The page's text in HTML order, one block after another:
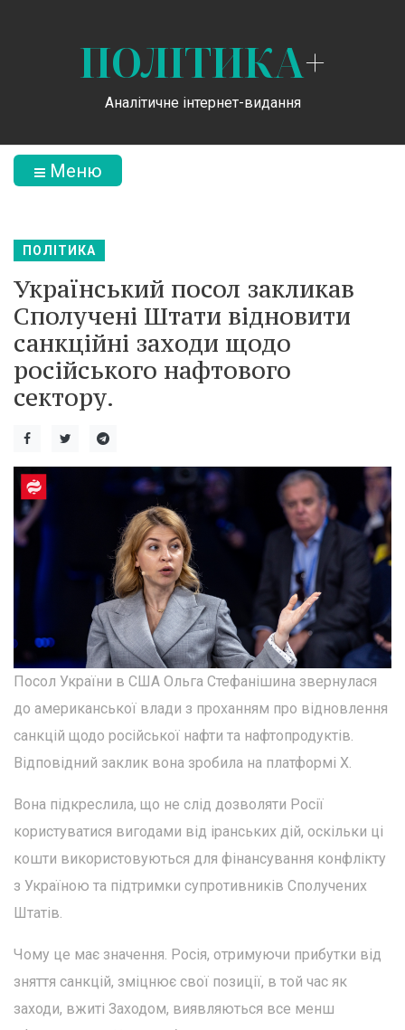
ПОЛІТИКА+
Аналітичне інтернет-видання
Меню
ПОЛІТИКА
Український посол закликав
Сполучені Штати відновити
санкційні заходи щодо
російського нафтового
сектору.
Посол України в США Ольга Стефанішина звернулася
до американської влади з проханням про відновлення
санкцій щодо російської нафти та нафтопродуктів.
Відповідний заклик вона зробила на платформі Х.
Вона підкреслила, що не слід дозволяти Росії
користуватися вигодами від іранських дій, оскільки ці
кошти використовуються для фінансування конфлікту
з Україною та підтримки супротивників Сполучених
Штатів.
Чому це має значення. Росія, отримуючи прибутки від
зняття санкцій, зміцнює свої позиції, в той час як
заходи, вжиті Заходом, виявляються все менш